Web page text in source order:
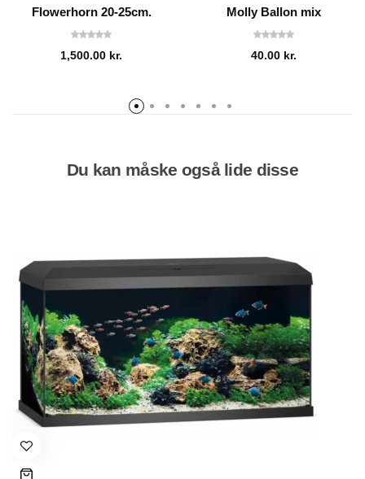
Flowerhorn 20-25cm.
1,500.00 kr.
Molly Ballon mix
40.00 kr.
Du kan måske også lide disse